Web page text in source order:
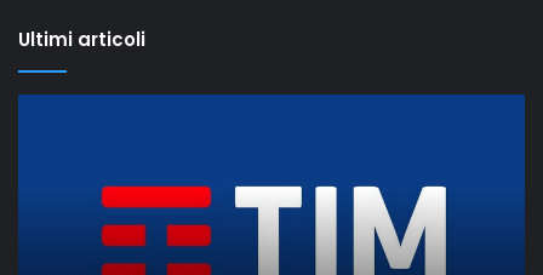
Ultimi articoli